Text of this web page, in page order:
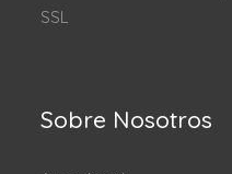
SSL
Sobre Nosotros